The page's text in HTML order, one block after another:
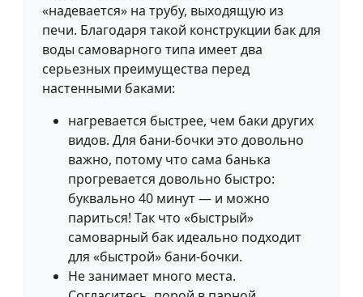
«надевается» на трубу, выходящую из
печи. Благодаря такой конструкции бак для
воды самоварного типа имеет два
серьезных преимущества перед
настенными баками:
нагревается быстрее, чем баки других
видов. Для бани-бочки это довольно
важно, потому что сама банька
прогревается довольно быстро:
буквально 40 минут — и можно
париться! Так что «быстрый»
самоварный бак идеально подходит
для «быстрой» бани-бочки.
Не занимает много места.